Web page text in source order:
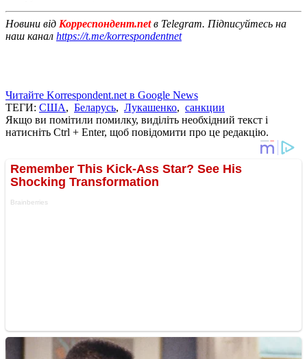
Новини від Корреспондент.netв Telegram. Підписуйтесь на
наш канал https://t.me/korrespondentnet
Читайте Korrespondent.net в Google News
ТЕГИ: США, Беларусь, Лукашенко, санкции
Якщо ви помітили помилку, виділіть необхідний текст і
натисніть Ctrl + Enter, щоб повідомити про це редакцію.